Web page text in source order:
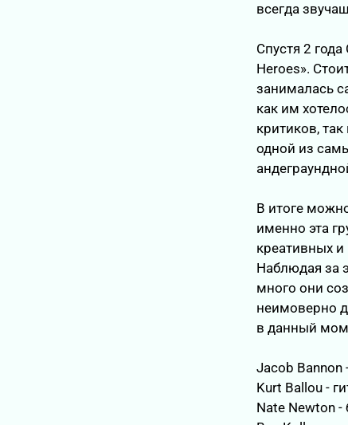
всегда
Спустя 2
Heroes».
занималась
как им
критиков,
одной из
В итоге
именно эта
креативных
Наблюдая за
много они
неимоверно
в данный
Jacob Bannon
Kurt Ballou -
Nate Newton -